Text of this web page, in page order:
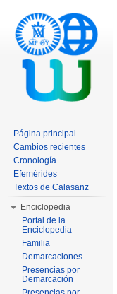
Página principal
Cambios recientes
Cronología
Efemérides
Textos de Calasanz
Enciclopedia
Portal de la
Enciclopedia
Familia
Demarcaciones
Presencias por
Demarcación